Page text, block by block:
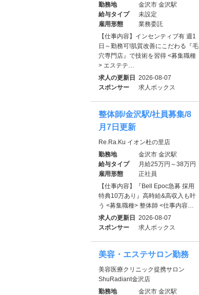
勤務地
金沢市 金沢駅
給与タイプ
未設定
雇用形態
業務委託
【仕事内容】インセンティブ有 週1
日～勤務可!肌質改善にこだわる『毛
穴専門店』で技術を習得 <募集職種
> エステテ…
求人の更新日 2026-08-07
スポンサー
求人ボックス
整体師/金沢駅/社員募集/8
月7日更新
Re.Ra.Ku イオン杜の里店
勤務地
金沢市 金沢駅
給与タイプ
月給25万円～38万円
雇用形態
正社員
【仕事内容】『Bell Epoc急募 採用
特典10万あり』高時給&高収入も叶
う <募集職種> 整体師 <仕事内容…
求人の更新日 2026-08-07
スポンサー
求人ボックス
美容・エステサロン勤務
美容医療クリニック提携サロン
ShuRadiant金沢店
勤務地
金沢市 金沢駅